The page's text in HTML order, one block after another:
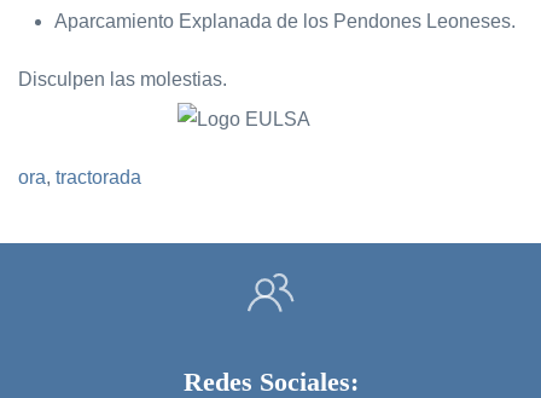
Aparcamiento Explanada de los Pendones Leoneses.
Disculpen las molestias.
ora, tractorada
Redes Sociales: